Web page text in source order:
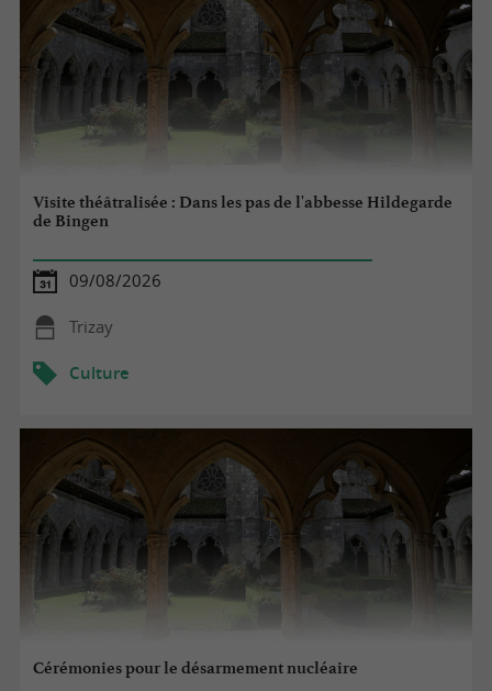
Visite théâtralisée : Dans les pas de l'abbesse Hildegarde
de Bingen
09/08/2026
Trizay
Culture
Cérémonies pour le désarmement nucléaire